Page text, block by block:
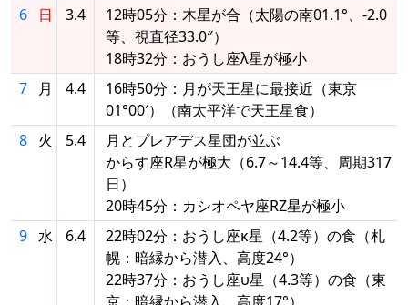
6
日 3.4
12時05分：木星が合（太陽の南01.1°、-2.0
等、視直径33.0″）
18時32分：おうし座λ星が極小
7
月 4.4
16時50分：月が天王星に最接近（東京
01°00′）（南太平洋で天王星食）
8
火 5.4
月とプレアデス星団が並ぶ
からす座R星が極大（6.7～14.4等、周期317
日）
20時45分：カシオペヤ座RZ星が極小
9 水 6.4
22時02分：おうし座κ星（4.2等）の食（札
幌：暗縁から潜入、高度24°）
22時37分：おうし座υ星（4.3等）の食（東